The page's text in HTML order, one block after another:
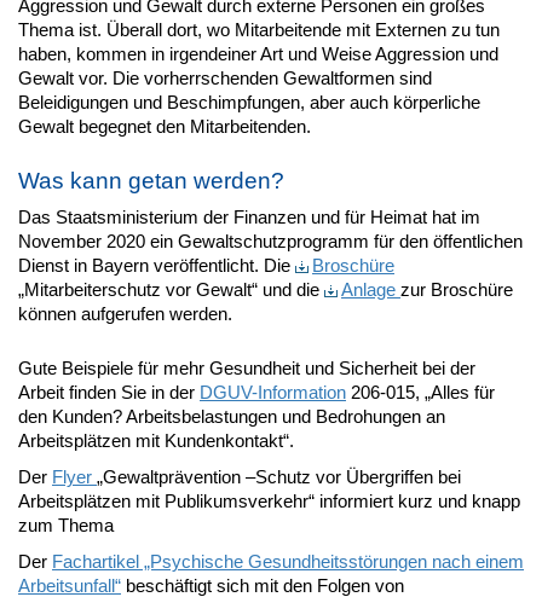
Aggression und Gewalt durch externe Personen ein großes
Thema ist. Überall dort, wo Mitarbeitende mit Externen zu tun
haben, kommen in irgendeiner Art und Weise Aggression und
Gewalt vor. Die vorherrschenden Gewaltformen sind
Beleidigungen und Beschimpfungen, aber auch körperliche
Gewalt begegnet den Mitarbeitenden.
Was kann getan werden?
Das Staatsministerium der Finanzen und für Heimat hat im
November 2020 ein Gewaltschutzprogramm für den öffentlichen
Dienst in Bayern veröffentlicht. Die
Broschüre
„Mitarbeiterschutz vor Gewalt“ und die
Anlage zur Broschüre
können aufgerufen werden.
Gute Beispiele für mehr Gesundheit und Sicherheit bei der
Arbeit finden Sie in der DGUV-Information 206-015, „Alles für
den Kunden? Arbeitsbelastungen und Bedrohungen an
Arbeitsplätzen mit Kundenkontakt“.
Der Flyer „Gewaltprävention –Schutz vor Übergriffen bei
Arbeitsplätzen mit Publikumsverkehr“ informiert kurz und knapp
zum Thema
Der Fachartikel „Psychische Gesundheitsstörungen nach einem
Arbeitsunfall“ beschäftigt sich mit den Folgen von